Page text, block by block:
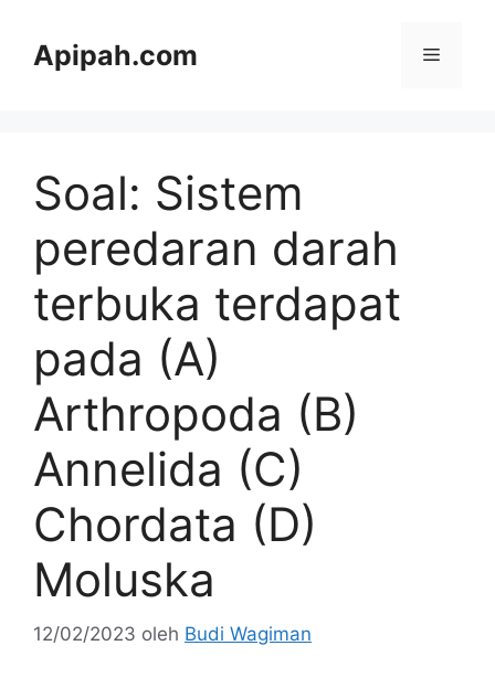
Apipah.com Menu
Soal: Sistem
peredaran darah
terbuka terdapat
pada (A)
Arthropoda (B)
Annelida (C)
Chordata (D)
Moluska
12/02/2023 oleh Budi Wagiman